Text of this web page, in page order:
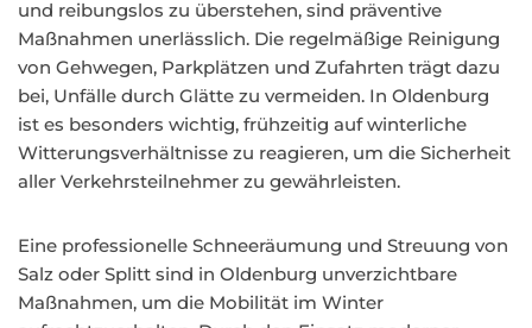
und reibungslos zu überstehen, sind präventive
Maßnahmen unerlässlich. Die regelmäßige Reinigung
von Gehwegen, Parkplätzen und Zufahrten trägt dazu
bei, Unfälle durch Glätte zu vermeiden. In Oldenburg
ist es besonders wichtig, frühzeitig auf winterliche
Witterungsverhältnisse zu reagieren, um die Sicherheit
aller Verkehrsteilnehmer zu gewährleisten.
Eine professionelle Schneeräumung und Streuung von
Salz oder Splitt sind in Oldenburg unverzichtbare
Maßnahmen, um die Mobilität im Winter